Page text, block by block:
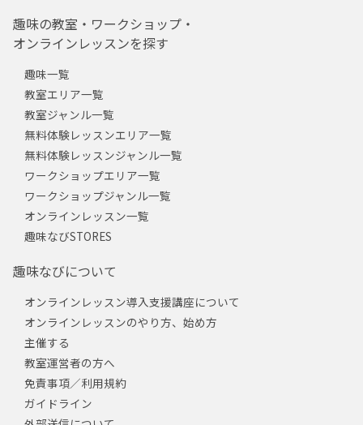
趣味の教室・ワークショップ・
オンラインレッスンを探す
趣味一覧
教室エリア一覧
教室ジャンル一覧
無料体験レッスンエリア一覧
無料体験レッスンジャンル一覧
ワークショップエリア一覧
ワークショップジャンル一覧
オンラインレッスン一覧
趣味なびSTORES
趣味なびについて
オンラインレッスン導入支援講座について
オンラインレッスンのやり方、始め方
主催する
教室運営者の方へ
免責事項／利用規約
ガイドライン